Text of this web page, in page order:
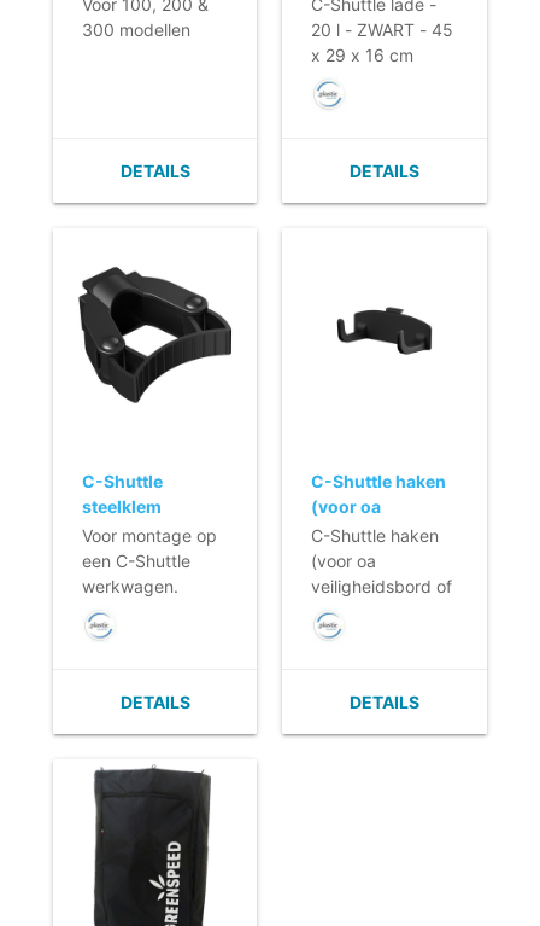
Voor 100, 200 &
300 modellen
DETAILS
C-Shuttle lade -
20 l - ZWART - 45
x 29 x 16 cm
DETAILS
C-Shuttle
steelklem
Voor montage op
een C-Shuttle
werkwagen.
DETAILS
C-Shuttle haken
(voor oa
veiligheidsbord
of duster)
C-Shuttle haken
(voor oa
veiligheidsbord of
duster)
DETAILS